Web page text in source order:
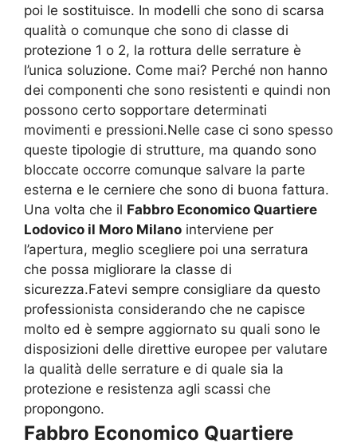
poi le sostituisce. In modelli che sono di scarsa
qualità o comunque che sono di classe di
protezione 1 o 2, la rottura delle serrature è
l’unica soluzione. Come mai? Perché non hanno
dei componenti che sono resistenti e quindi non
possono certo sopportare determinati
movimenti e pressioni.Nelle case ci sono spesso
queste tipologie di strutture, ma quando sono
bloccate occorre comunque salvare la parte
esterna e le cerniere che sono di buona fattura.
Una volta che il Fabbro Economico Quartiere
Lodovico il Moro Milano interviene per
l’apertura, meglio scegliere poi una serratura
che possa migliorare la classe di
sicurezza.Fatevi sempre consigliare da questo
professionista considerando che ne capisce
molto ed è sempre aggiornato su quali sono le
disposizioni delle direttive europee per valutare
la qualità delle serrature e di quale sia la
protezione e resistenza agli scassi che
propongono.
Fabbro Economico Quartiere